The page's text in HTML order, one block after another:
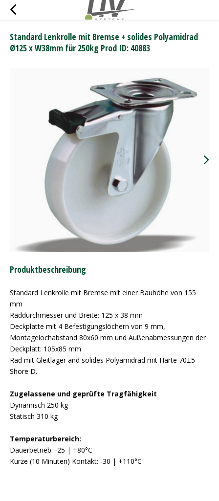
Standard Lenkrolle mit Bremse + solides Polyamidrad
Ø125 x W38mm für 250kg Prod ID: 40883
Produktbeschreibung
Standard Lenkrolle mit Bremse mit einer Bauhöhe von 155
mm
Raddurchmesser und Breite: 125 x 38 mm
Deckplatte mit 4 Befestigungslöchern von 9 mm,
Montagelochabstand 80x60 mm und Außenabmessungen der
Deckplatt: 105x85 mm
Rad mit Gleitlager and solides Polyamidrad mit Härte 70±5
Shore D.
Zugelassene und geprüfte Tragfähigkeit
Dynamisch 250 kg
Statisch 310 kg
Temperaturbereich:
Dauerbetrieb: -25 | +80°C
Kurze (10 Minuten) Kontakt: -30 | +110°C